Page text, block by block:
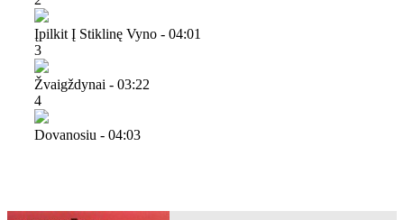
Įpilkit Į Stiklinę Vyno - 04:01
3
Žvaigždynai - 03:22
4
Dovanosiu - 04:03